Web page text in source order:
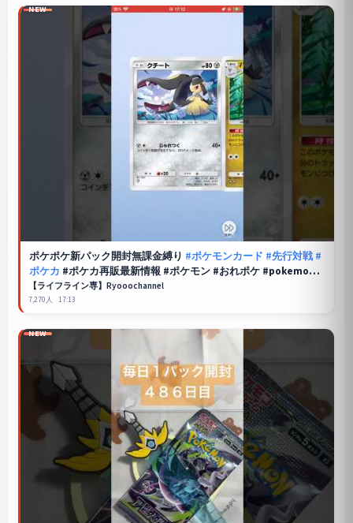
ポケポケ新パック開封無課金縛り #ポケモンカード #先行対戦 #
ポケカ #ポケカ再販最新情報 #ポケモン #おれポケ #pokemon #
ランクリーグ
NEW
【ライフライン専】Ryooochannel
7,270人 17:13
NEW